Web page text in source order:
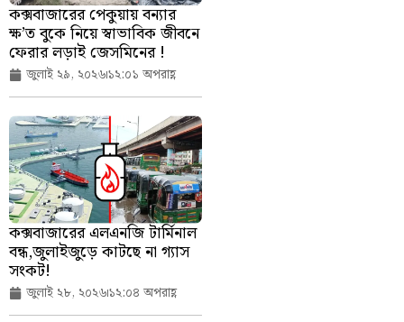
কক্সবাজারের পেকুয়ায় বন্যার
ক্ষ’ত বুকে নিয়ে স্বাভাবিক জীবনে
ফেরার লড়াই জেসমিনের !
জুলাই ২৯, ২০২৬১২:০১ অপরাহ্ণ
কক্সবাজারের এলএনজি টার্মিনাল
বন্ধ,জুলাইজুড়ে কাটছে না গ্যাস
সংকট!
জুলাই ২৮, ২০২৬১২:০৪ অপরাহ্ণ